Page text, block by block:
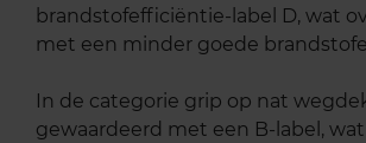
brandstofefficiëntie-label D, wat
met een minder goede
In de categorie grip op nat
gewaardeerd met een B-label,